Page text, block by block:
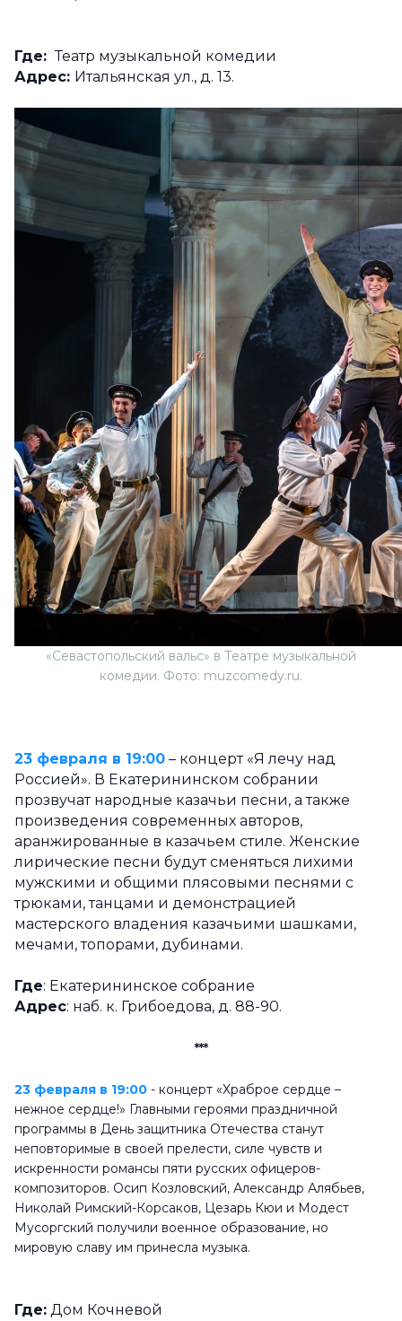
Где: Театр музыкальной комедии
Адрес: Итальянская ул., д. 13.
«Севастопольский вальс» в Театре музыкальной
комедии. Фото: muzcomedy.ru.
23 февраля в 19:00 – концерт «Я лечу над
Россией». В Екатерининском собрании
прозвучат народные казачьи песни, а также
произведения современных авторов,
аранжированные в казачьем стиле. Женские
лирические песни будут сменяться лихими
мужскими и общими плясовыми песнями с
трюками, танцами и демонстрацией
мастерского владения казачьими шашками,
мечами, топорами, дубинами.
Где: Екатерининское собрание
Адрес: наб. к. Грибоедова, д. 88-90.
***
23 февраля в 19:00 - концерт «Храброе сердце –
нежное сердце!» Главными героями праздничной
программы в День защитника Отечества станут
неповторимые в своей прелести, силе чувств и
искренности романсы пяти русских офицеров-
композиторов. Осип Козловский, Александр Алябьев,
Николай Римский-Корсаков, Цезарь Кюи и Модест
Мусоргский получили военное образование, но
мировую славу им принесла музыка.
Где: Дом Кочневой